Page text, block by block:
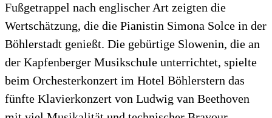
Fußgetrappel nach englischer Art zeigten die
Wertschätzung, die die Pianistin Simona Solce in der
Böhlerstadt genießt. Die gebürtige Slowenin, die an
der Kapfenberger Musikschule unterrichtet, spielte
beim Orchesterkonzert im Hotel Böhlerstern das
fünfte Klavierkonzert von Ludwig van Beethoven